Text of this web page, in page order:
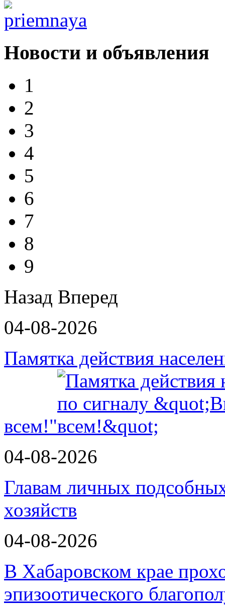
Новости и объявления
1
2
3
4
5
6
7
8
9
Назад Вперед
04-08-2026
Памятка действия
всем!"
04-08-2026
Главам личных
хозяйств
04-08-2026
В Хабаровском крае
эпизоотического